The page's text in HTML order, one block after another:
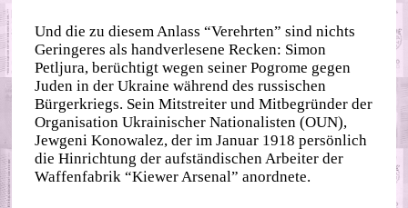
Und die zu diesem Anlass “Verehrten” sind nichts
Geringeres als handverlesene Recken: Simon
Petljura, berüchtigt wegen seiner Pogrome gegen
Juden in der Ukraine während des russischen
Bürgerkriegs. Sein Mitstreiter und Mitbegründer der
Organisation Ukrainischer Nationalisten (OUN),
Jewgeni Konowalez, der im Januar 1918 persönlich
die Hinrichtung der aufständischen Arbeiter der
Waffenfabrik “Kiewer Arsenal” anordnete.